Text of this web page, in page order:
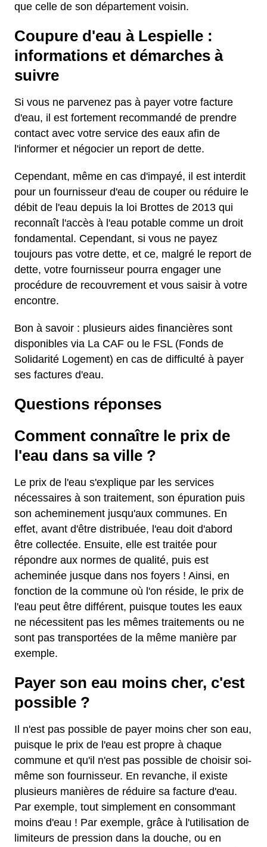
que celle de son département voisin.
Coupure d'eau à Lespielle :
informations et démarches à
suivre
Si vous ne parvenez pas à payer votre facture
d'eau, il est fortement recommandé de prendre
contact avec votre service des eaux afin de
l'informer et négocier un report de dette.
Cependant, même en cas d'impayé, il est interdit
pour un fournisseur d'eau de couper ou réduire le
débit de l'eau depuis la loi Brottes de 2013 qui
reconnaît l'accès à l'eau potable comme un droit
fondamental. Cependant, si vous ne payez
toujours pas votre dette, et ce, malgré le report de
dette, votre fournisseur pourra engager une
procédure de recouvrement et vous saisir à votre
encontre.
Bon à savoir : plusieurs aides financières sont
disponibles via La CAF ou le FSL (Fonds de
Solidarité Logement) en cas de difficulté à payer
ses factures d'eau.
Questions réponses
Comment connaître le prix de
l'eau dans sa ville ?
Le prix de l'eau s'explique par les services
nécessaires à son traitement, son épuration puis
son acheminement jusqu'aux communes. En
effet, avant d'être distribuée, l'eau doit d'abord
être collectée. Ensuite, elle est traitée pour
répondre aux normes de qualité, puis est
acheminée jusque dans nos foyers ! Ainsi, en
fonction de la commune où l'on réside, le prix de
l'eau peut être différent, puisque toutes les eaux
ne nécessitent pas les mêmes traitements ou ne
sont pas transportées de la même manière par
exemple.
Payer son eau moins cher, c'est
possible ?
Il n'est pas possible de payer moins cher son eau,
puisque le prix de l'eau est propre à chaque
commune et qu'il n'est pas possible de choisir soi-
même son fournisseur. En revanche, il existe
plusieurs manières de réduire sa facture d'eau.
Par exemple, tout simplement en consommant
moins d'eau ! Par exemple, grâce à l'utilisation de
limiteurs de pression dans la douche, ou en